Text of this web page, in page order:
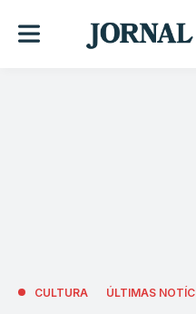
CULTURA ÚLTIMAS